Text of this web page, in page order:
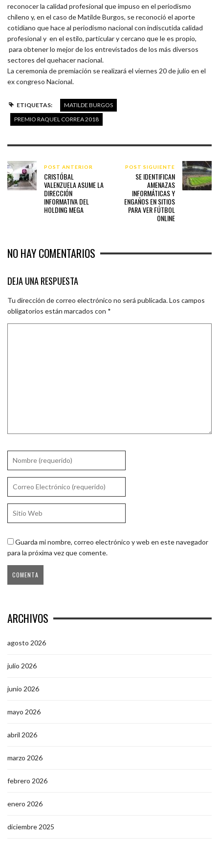
reconocer la calidad profesional que impuso en el periodismo
chileno y, en el caso de Matilde Burgos, se reconoció el aporte
cotidiano que hace al periodismo nacional con indiscutida calidad
profesional y en el estilo, particular y cercano que le es propio,
para obtener lo mejor de los entrevistados de los más diversos
sectores del quehacer nacional.
La ceremonia de premiación se realizará el viernes 20 de julio en el
ex congreso Nacional.
ETIQUETAS:
MATILDE BURGOS
PREMIO RAQUEL CORREA 2018
POST ANTERIOR
CRISTÓBAL
VALENZUELA ASUME LA
DIRECCIÓN
INFORMATIVA DEL
HOLDING MEGA
POST SIGUIENTE
SE IDENTIFICAN
AMENAZAS
INFORMÁTICAS Y
ENGAÑOS EN SITIOS
PARA VER FÚTBOL
ONLINE
NO HAY COMENTARIOS
DEJA UNA RESPUESTA
Tu dirección de correo electrónico no será publicada.Los campos
obligatorios están marcados con *
Guarda mi nombre, correo electrónico y web en este navegador
para la próxima vez que comente.
ARCHIVOS
agosto 2026
julio 2026
junio 2026
mayo 2026
abril 2026
marzo 2026
febrero 2026
enero 2026
diciembre 2025